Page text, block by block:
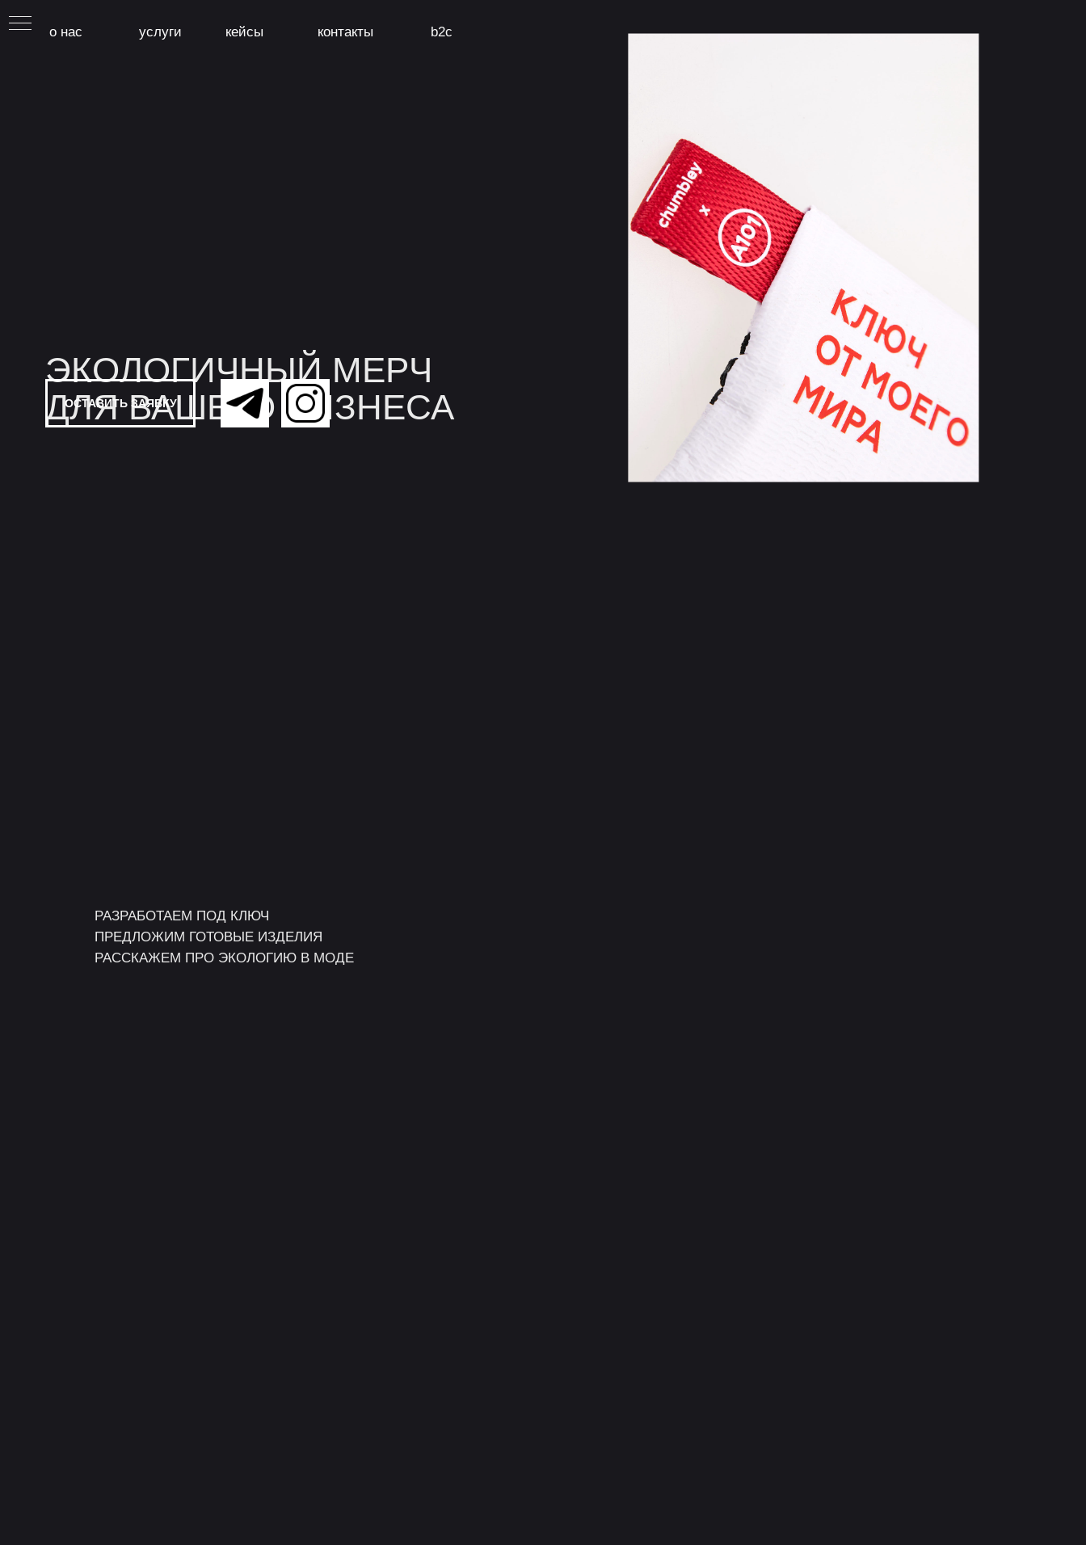
РАЗРАБОТАЕМ ПОД КЛЮЧ
ПРЕДЛОЖИМ ГОТОВЫЕ ИЗДЕЛИЯ
РАССКАЖЕМ ПРО ЭКОЛОГИЮ В МОДЕ
о нас услуги кейсы контакты b2c
ЭКОЛОГИЧНЫЙ МЕРЧ
ДЛЯ ВАШЕГО БИЗНЕСА
ОСТАВИТЬ ЗАЯВКУ